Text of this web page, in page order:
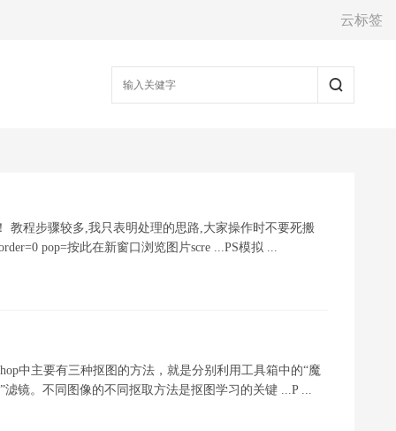
云标签
教程步骤较多,我只表明处理的思路,大家操作时不要死搬
pop=按此在新窗口浏览图片scre ...PS模拟 ...
中主要有三种抠图的方法，就是分别利用工具箱中的“魔
镜。不同图像的不同抠取方法是抠图学习的关键 ...P ...